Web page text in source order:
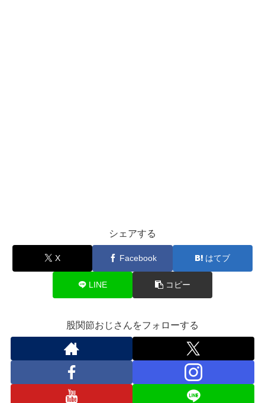
シェアする
X Facebook はてブ
LINE コピー
股関節おじさんをフォローする